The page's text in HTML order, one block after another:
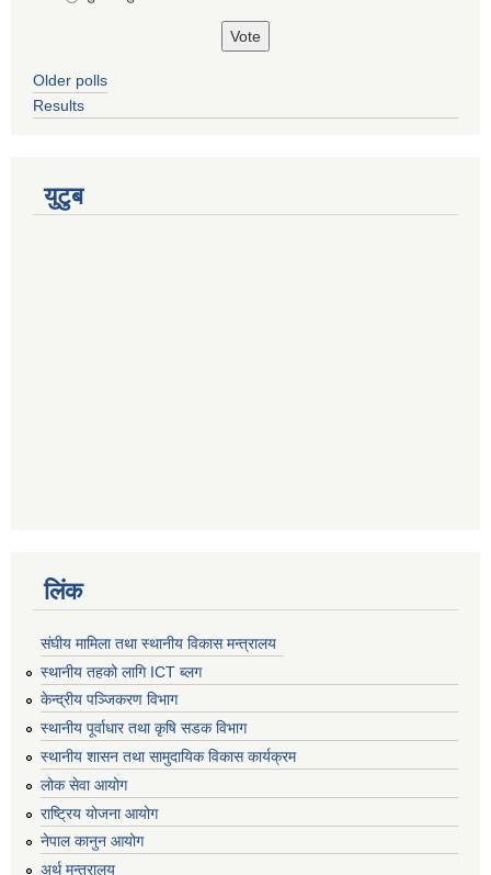
Older polls
Results
युटुब
लिंक
संघीय मामिला तथा स्थानीय विकास मन्त्रालय
स्थानीय तहको लागि ICT ब्लग
केन्द्रीय पञ्जिकरण विभाग
स्थानीय पूर्वाधार तथा कृषि सडक विभाग
स्थानीय शासन तथा सामुदायिक विकास कार्यक्रम
लोक सेवा आयोग
राष्ट्रिय योजना आयोग
नेपाल कानुन आयोग
अर्थ मन्त्रालय